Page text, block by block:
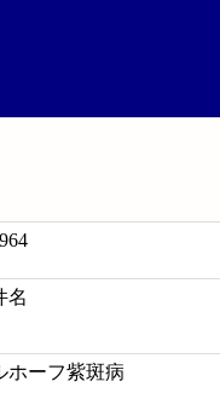
名
ホーフ紫斑病